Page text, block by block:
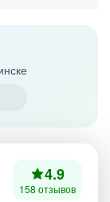
4.9
158 отзывов